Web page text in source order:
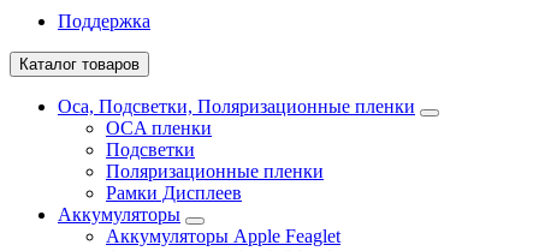
Поддержка
Каталог товаров
Oca, Подсветки, Поляризационные пленки
OCA пленки
Подсветки
Поляризационные пленки
Рамки Дисплеев
Аккумуляторы
Аккумуляторы Apple Feaglet